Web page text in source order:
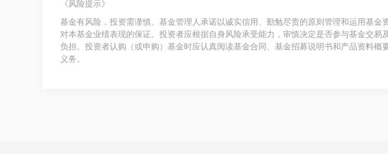
《风险提示》
基金有风险，投资需谨慎。基金管理人承诺以诚实信用、勤勉尽责的原则管理和运用基
对本基金业绩表现的保证。投资者应根据自身风险承受能力，审慎决定是否参与基金交
负担。投资者认购（或申购）基金时应认真阅读基金合同、基金招募说明书和产品资料
义务。